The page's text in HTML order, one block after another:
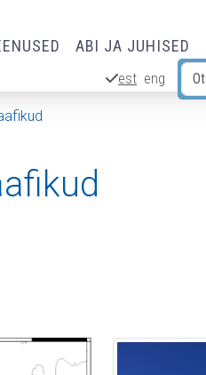
ABI JA JUHISED
est eng